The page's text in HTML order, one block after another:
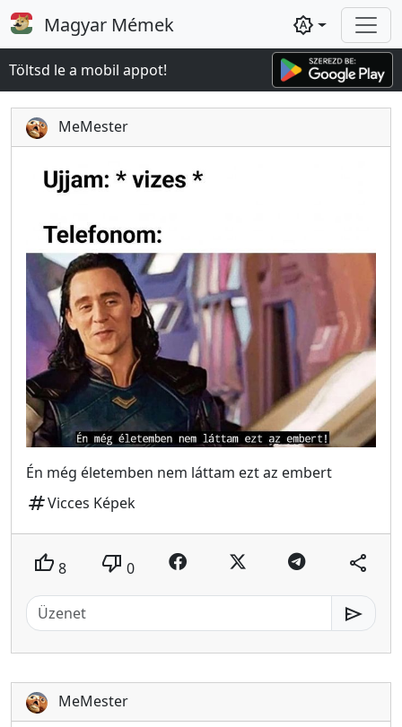
Magyar Mémek brightness_auto
Töltsd le a mobil appot!
MeMester
Én még életemben nem láttam ezt az embert
tagVicces Képek
thumb_up 8 thumb_down 0 share
send
MeMester